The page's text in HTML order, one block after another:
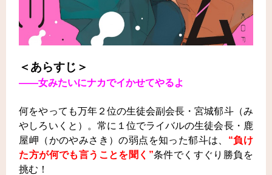
＜あらすじ＞
――女みたいにナカでイかせてやるよ
何をやっても万年２位の生徒会副会長・宮城郁斗（み
やしろいくと）。常に１位でライバルの生徒会長・鹿
屋岬（かのやみさき）の弱点を知った郁斗は、 “負け
た方が何でも言うことを聞く”条件でくすぐり勝負を
挑む！